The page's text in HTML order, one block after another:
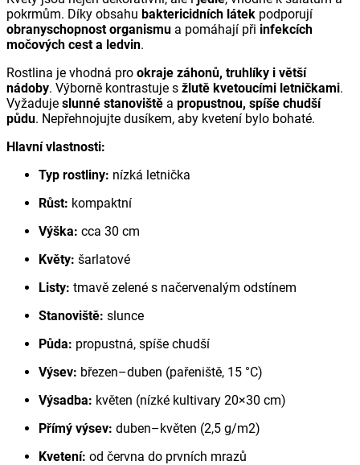
pokrmům. Díky obsahu baktericidních látek podporují
obranyschopnost organismu a pomáhají při infekcích
močových cest a ledvin.
Rostlina je vhodná pro okraje záhonů, truhlíky i větší
nádoby. Výborně kontrastuje s žlutě kvetoucími letničkami.
Vyžaduje slunné stanoviště a propustnou, spíše chudší
půdu. Nepřehnojujte dusíkem, aby kvetení bylo bohaté.
Hlavní vlastnosti:
Typ rostliny: nízká letnička
Růst: kompaktní
Výška: cca 30 cm
Květy: šarlatové
Listy: tmavě zelené s načervenalým odstínem
Stanoviště: slunce
Půda: propustná, spíše chudší
Výsev: březen–duben (pařeniště, 15 °C)
Výsadba: květen (nízké kultivary 20×30 cm)
Přímý výsev: duben–květen (2,5 g/m2)
Kvetení: od června do prvních mrazů